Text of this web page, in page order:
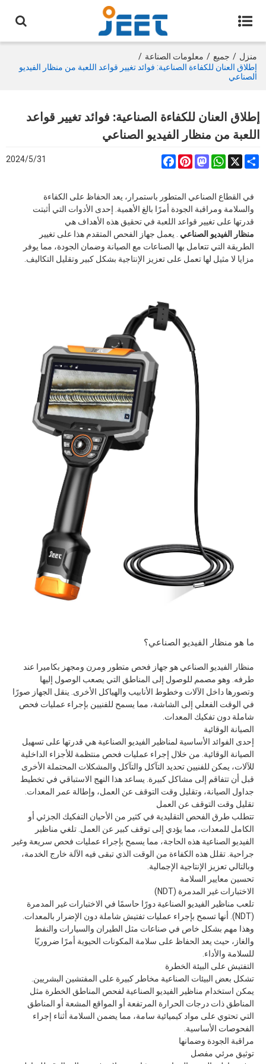
منزل / جميع / معلومات الصناعة /
إطلاق العنان للكفاءة الصناعية: فوائد تغيير قواعد اللعبة من منظار الفيديو
الصناعي
إطلاق العنان للكفاءة الصناعية: فوائد تغيير قواعد
اللعبة من منظار الفيديو الصناعي
Share
FacebookPinterest
Mastodon
WhatsApp X
2024/5/31
في القطاع الصناعي المتطور باستمرار، يعد الحفاظ على الكفاءة
والسلامة ومراقبة الجودة أمرًا بالغ الأهمية. إحدى الأدوات التي أثبتت
قدرتها على تغيير قواعد اللعبة في تحقيق هذه الأهداف هي
منظار الفيديو الصناعي . يعمل جهاز الفحص المتقدم هذا على تغيير
الطريقة التي تتعامل بها الصناعات مع الصيانة وضمان الجودة، مما يوفر
مزايا لا مثيل لها تعمل على تعزيز الإنتاجية بشكل كبير وتقليل التكاليف.
ما هو منظار الفيديو الصناعي؟
منظار الفيديو الصناعي هو جهاز فحص متطور ومرن ومجهز بكاميرا عند
طرفه. وهو مصمم للوصول إلى المناطق التي يصعب الوصول إليها
وتصورها داخل الآلات وخطوط الأنابيب والهياكل الأخرى. ينقل الجهاز صورًا
في الوقت الفعلي إلى الشاشة، مما يسمح للفنيين بإجراء عمليات فحص
شاملة دون تفكيك المعدات.
الصيانة الوقائية
إحدى الفوائد الأساسية لمناظير الفيديو الصناعية هي قدرتها على تسهيل
الصيانة الوقائية. من خلال إجراء عمليات فحص منتظمة للأجزاء الداخلية
للآلات، يمكن للفنيين تحديد التآكل والتآكل والمشكلات المحتملة الأخرى
قبل أن تتفاقم إلى مشاكل كبيرة. يساعد هذا النهج الاستباقي في تخطيط
جداول الصيانة، وتقليل وقت التوقف عن العمل، وإطالة عمر المعدات.
تقليل وقت التوقف عن العمل
تتطلب طرق الفحص التقليدية في كثير من الأحيان التفكيك الجزئي أو
الكامل للمعدات، مما يؤدي إلى توقف كبير عن العمل. تلغي مناظير
الفيديو الصناعية هذه الحاجة، مما يسمح بإجراء عمليات فحص سريعة وغير
جراحية. تقلل هذه الكفاءة من الوقت الذي تبقى فيه الآلة خارج الخدمة،
وبالتالي تعزيز الإنتاجية الإجمالية.
تحسين معايير السلامة
الاختبارات غير المدمرة (NDT)
تلعب مناظير الفيديو الصناعية دورًا حاسمًا في الاختبارات غير المدمرة
(NDT). أنها تسمح بإجراء عمليات تفتيش شاملة دون الإضرار بالمعدات.
وهذا مهم بشكل خاص في صناعات مثل الطيران والسيارات والنفط
والغاز، حيث يعد الحفاظ على سلامة المكونات الحيوية أمرًا ضروريًا
للسلامة والأداء.
التفتيش على البيئة الخطرة
تشكل بعض البيئات الصناعية مخاطر كبيرة على المفتشين البشريين.
يمكن استخدام مناظير الفيديو الصناعية لفحص المناطق الخطرة مثل
المناطق ذات درجات الحرارة المرتفعة أو المواقع المشعة أو المناطق
التي تحتوي على مواد كيميائية سامة، مما يضمن السلامة أثناء إجراء
الفحوصات الأساسية.
مراقبة الجودة وضمانها
توثيق مرئي مفصل